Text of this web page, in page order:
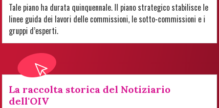
Tale piano ha durata quinquennale. Il piano strategico stabilisce le
linee guida dei lavori delle commissioni, le sotto-commissioni e i
gruppi d’esperti.
La raccolta storica del Notiziario
dell'OIV